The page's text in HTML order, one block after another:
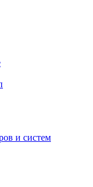
и систем